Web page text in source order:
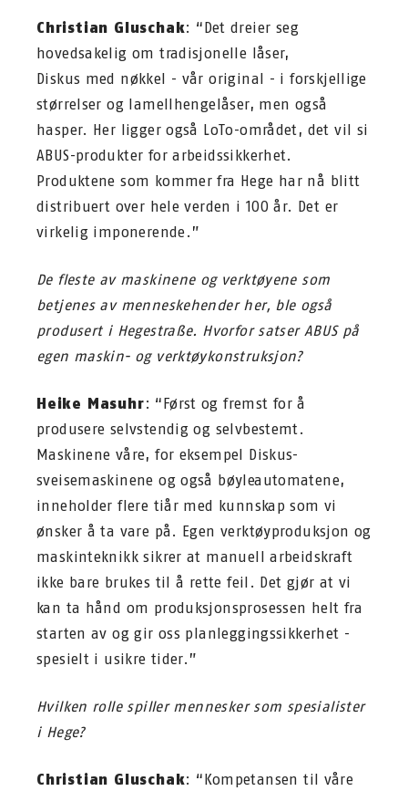
Christian Gluschak: “Det dreier seg
hovedsakelig om tradisjonelle låser,
Diskus med nøkkel - vår original - i forskjellige
størrelser og lamellhengelåser, men også
hasper. Her ligger også LoTo-området, det vil si
ABUS-produkter for arbeidssikkerhet.
Produktene som kommer fra Hege har nå blitt
distribuert over hele verden i 100 år. Det er
virkelig imponerende.”
De fleste av maskinene og verktøyene som
betjenes av menneskehender her, ble også
produsert i Hegestraße. Hvorfor satser ABUS på
egen maskin- og verktøykonstruksjon?
Heike Masuhr: “Først og fremst for å
produsere selvstendig og selvbestemt.
Maskinene våre, for eksempel Diskus-
sveisemaskinene og også bøyleautomatene,
inneholder flere tiår med kunnskap som vi
ønsker å ta vare på. Egen verktøyproduksjon og
maskinteknikk sikrer at manuell arbeidskraft
ikke bare brukes til å rette feil. Det gjør at vi
kan ta hånd om produksjonsprosessen helt fra
starten av og gir oss planleggingssikkerhet -
spesielt i usikre tider.”
Hvilken rolle spiller mennesker som spesialister
i Hege?
Christian Gluschak: “Kompetansen til våre